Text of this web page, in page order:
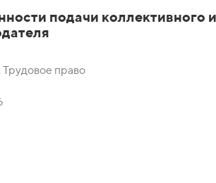
подачи коллективного
Трудовое право